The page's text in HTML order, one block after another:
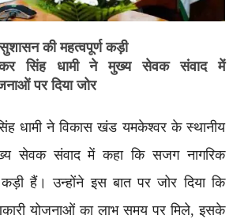
की महत्वपूर्ण कड़ी
सिंह धामी ने मुख्य सेवक संवाद में
पर दिया जोर
धामी ने विकास खंड यमकेश्वर के स्थानीय
सेवक संवाद में कहा कि सजग नागरिक
हैं। उन्होंने इस बात पर जोर दिया कि
योजनाओं का लाभ समय पर मिले, इसके